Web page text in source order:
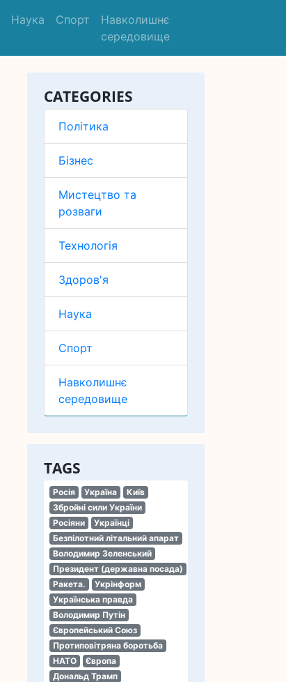
Наука Спорт
Навколишнє
середовище
CATEGORIES
Політика
Бізнес
Мистецтво та
розваги
Технологія
Здоров'я
Наука
Спорт
Навколишнє
середовище
TAGS
Росія Україна
Київ
Збройні сили України
Росіяни
Українці
Безпілотний літальний апарат
Володимир Зеленський
Президент (державна посада)
Ракета.
Укрінформ
Українська правда
Володимир Путін
Європейський Союз
Протиповітряна боротьба
НАТО
Європа
Дональд Трамп